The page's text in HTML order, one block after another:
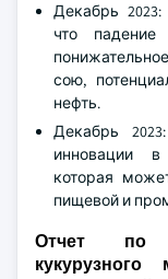
Декабрь
что
сою,
нефть.
Декабрь
инновации в
которая
пищевой и
Отчет по